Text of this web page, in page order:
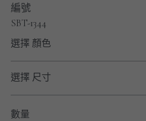
編號
SBT-1344
選擇 顏色
選擇 尺寸
數量
男士短袖恤衫
男裝